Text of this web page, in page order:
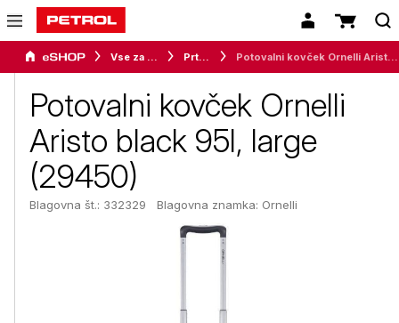
Vse za dom Prtljaga
Potovalni kovček Ornelli
Aristo black 95l, large
(29450)
Blagovna št.: 332329 Blagovna znamka: Ornelli